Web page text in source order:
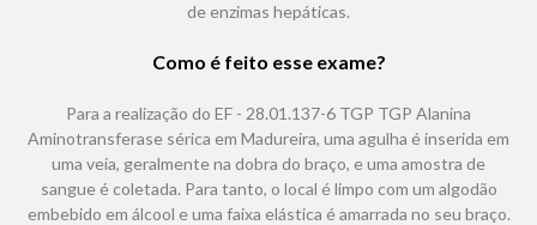
de enzimas hepáticas.
Como é feito esse exame?
Para a realização do EF - 28.01.137-6 TGP TGP Alanina
Aminotransferase sérica em Madureira, uma agulha é inserida em
uma veia, geralmente na dobra do braço, e uma amostra de
sangue é coletada. Para tanto, o local é limpo com um algodão
embebido em álcool e uma faixa elástica é amarrada no seu braço.